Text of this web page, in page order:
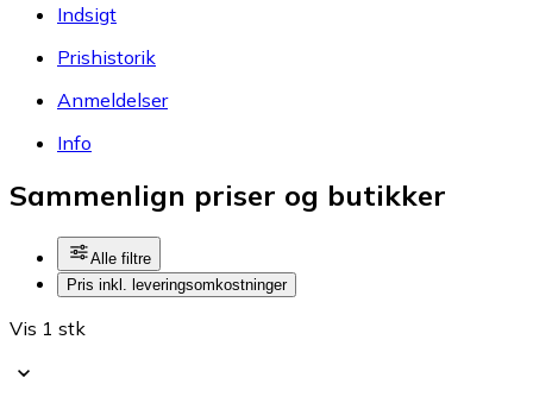
Indsigt
Prishistorik
Anmeldelser
Info
Sammenlign priser og butikker
Alle filtre
Pris inkl. leveringsomkostninger
Vis 1 stk